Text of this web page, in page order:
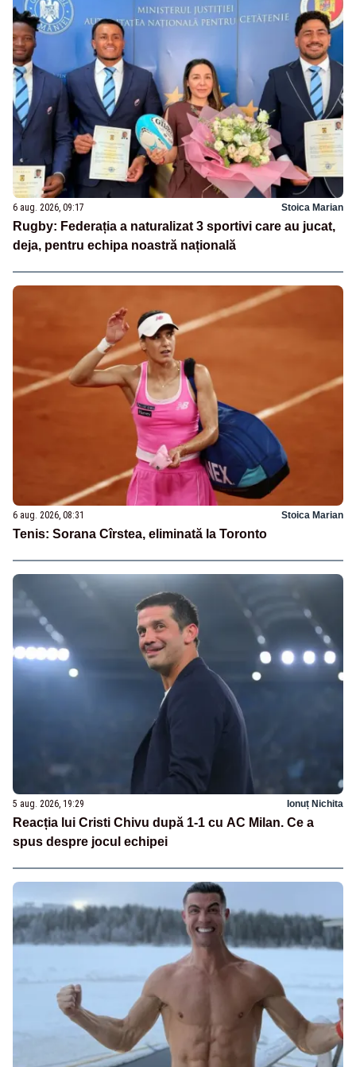
6 aug. 2026, 09:17 Stoica Marian
Rugby: Federația a naturalizat 3 sportivi care au jucat,
deja, pentru echipa noastră națională
6 aug. 2026, 08:31 Stoica Marian
Tenis: Sorana Cîrstea, eliminată la Toronto
5 aug. 2026, 19:29 Ionuț Nichita
Reacția lui Cristi Chivu după 1-1 cu AC Milan. Ce a
spus despre jocul echipei